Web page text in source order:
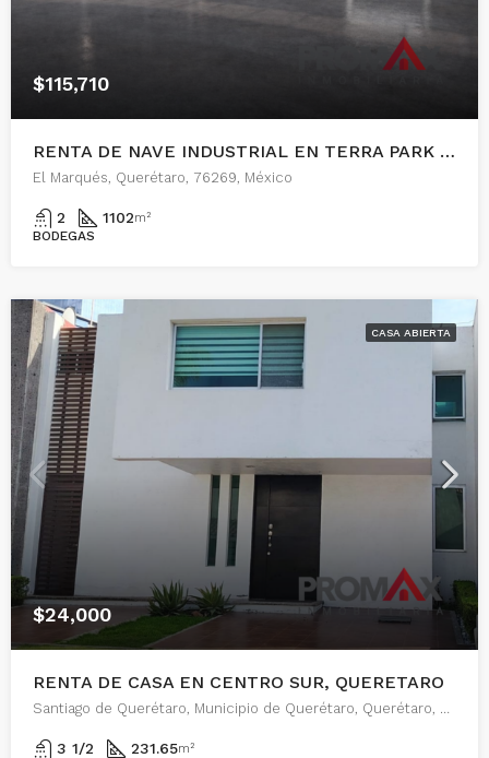
$115,710
RENTA DE NAVE INDUSTRIAL EN TERRA PARK CENTENARIO, QUERETARO
El Marqués, Querétaro, 76269, México
2 1102m²
BODEGAS
CASA ABIERTA
$24,000
RENTA DE CASA EN CENTRO SUR, QUERETARO
Santiago de Querétaro, Municipio de Querétaro, Querétaro, 76090, México
3 1/2 231.65m²